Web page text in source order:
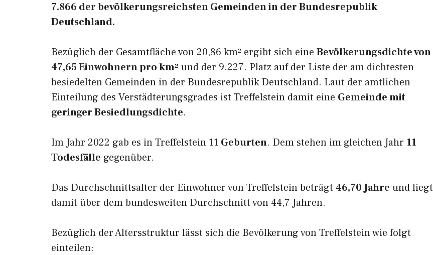
7.866 der bevölkerungsreichsten Gemeinden in der Bundesrepublik
Deutschland.
Bezüglich der Gesamtfläche von 20,86 km² ergibt sich eine Bevölkerungsdichte von
47,65 Einwohnern pro km² und der 9.227. Platz auf der Liste der am dichtesten
besiedelten Gemeinden in der Bundesrepublik Deutschland. Laut der amtlichen
Einteilung des Verstädterungsgrades ist Treffelstein damit eine Gemeinde mit
geringer Besiedlungsdichte.
Im Jahr 2022 gab es in Treffelstein 11 Geburten. Dem stehen im gleichen Jahr 11
Todesfälle gegenüber.
Das Durchschnittsalter der Einwohner von Treffelstein beträgt 46,70 Jahre und liegt
damit über dem bundesweiten Durchschnitt von 44,7 Jahren.
Bezüglich der Altersstruktur lässt sich die Bevölkerung von Treffelstein wie folgt
einteilen: